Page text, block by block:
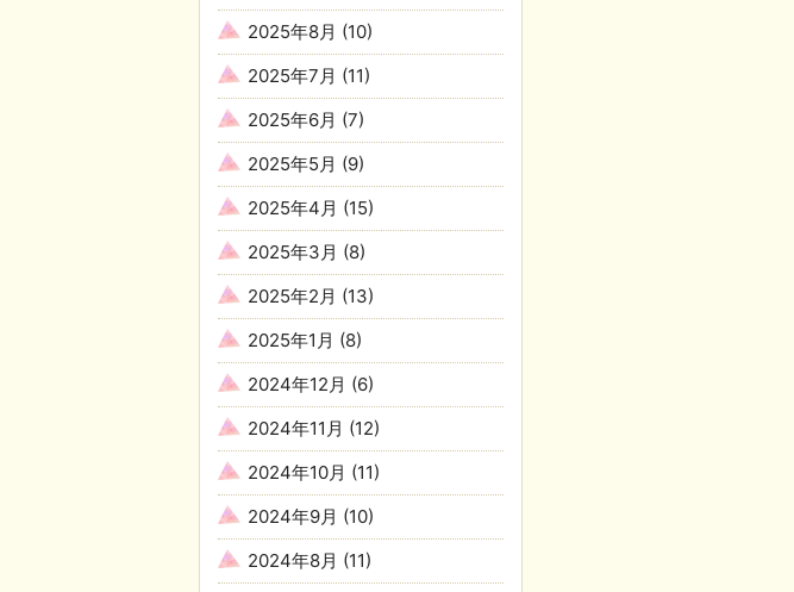
2025年8月 (10)
2025年7月 (11)
2025年6月 (7)
2025年5月 (9)
2025年4月 (15)
2025年3月 (8)
2025年2月 (13)
2025年1月 (8)
2024年12月 (6)
2024年11月 (12)
2024年10月 (11)
2024年9月 (10)
2024年8月 (11)